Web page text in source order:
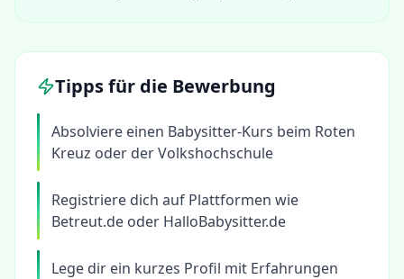
Tipps für die Bewerbung
Absolviere einen Babysitter-Kurs beim Roten
Kreuz oder der Volkshochschule
Registriere dich auf Plattformen wie
Betreut.de oder HalloBabysitter.de
Lege dir ein kurzes Profil mit Erfahrungen